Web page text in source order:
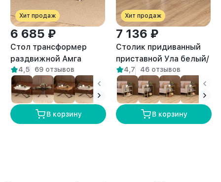
Хит продаж
6 685 ₽
Стол трансформер
раздвижной Амга
белый/амаретто
4,5 69 отзывов
В корзину
Хит продаж
7 136 ₽
Столик придиванный
приставной Ула белый/
амаретто
4,7 46 отзывов
В корзину